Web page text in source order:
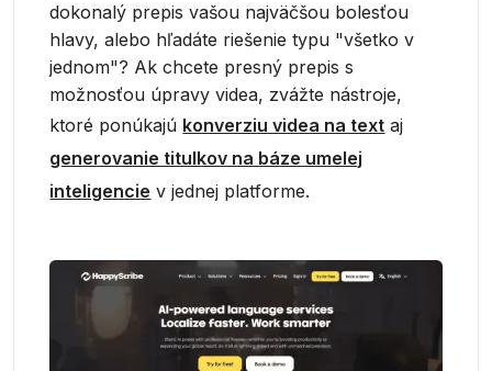
dokonalý prepis vašou najväčšou bolesťou
hlavy, alebo hľadáte riešenie typu "všetko v
jednom"? Ak chcete presný prepis s
možnosťou úpravy videa, zvážte nástroje,
ktoré ponúkajú konverziu videa na text aj
generovanie titulkov na báze umelej
inteligencie v jednej platforme.